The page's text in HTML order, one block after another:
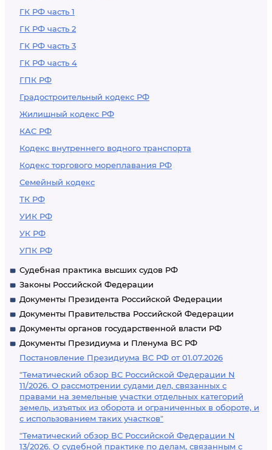
ГК РФ часть 1
ГК РФ часть 2
ГК РФ часть 3
ГК РФ часть 4
ГПК РФ
Градостроительный кодекс РФ
Жилищный кодекс РФ
КАС РФ
Кодекс внутреннего водного транспорта
Кодекс торгового мореплавания РФ
Семейный кодекс
ТК РФ
УИК РФ
УК РФ
УПК РФ
Судебная практика высших судов РФ
Законы Российской Федерации
Документы Президента Российской Федерации
Документы Правительства Российской Федерации
Документы органов государственной власти РФ
Документы Президиума и Пленума ВС РФ
Постановление Президиума ВС РФ от 01.07.2026
"Тематический обзор ВС Российской Федерации N
11/2026. О рассмотрении судами дел, связанных с
правами на земельные участки отдельных категорий
земель, изъятых из оборота и ограниченных в обороте, и
с использованием таких участков"
"Тематический обзор ВС Российской Федерации N
13/2026. О судебной практике по делам, связанным с